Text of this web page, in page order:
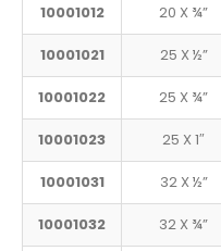
10001012 20 X ¾”
10001021 25 X ½”
10001022 25 X ¾”
10001023 25 X 1″
10001031 32 X ½”
10001032 32 X ¾”